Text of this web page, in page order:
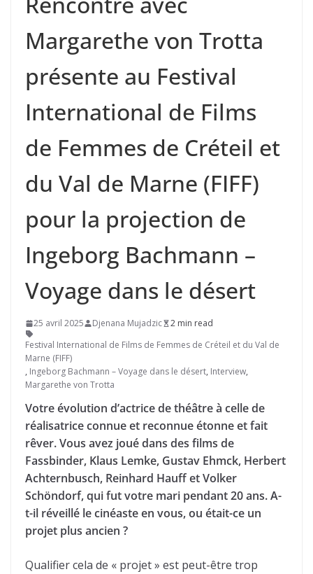
Margarethe von Trotta
présente au Festival
International de Films
de Femmes de Créteil et
du Val de Marne (FIFF)
pour la projection de
Ingeborg Bachmann –
Voyage dans le désert
25 avril 2025 Djenana Mujadzic
2 min read
Festival International de Films de Femmes de Créteil et du Val de
Marne (FIFF)
, Ingeborg Bachmann – Voyage dans le désert, Interview,
Margarethe von Trotta
Votre évolution d’actrice de théâtre à celle de
réalisatrice connue et reconnue étonne et fait
rêver. Vous avez joué dans des films de
Fassbinder, Klaus Lemke, Gustav Ehmck, Herbert
Achternbusch, Reinhard Hauff et Volker
Schöndorf, qui fut votre mari pendant 20 ans. A-
t-il réveillé le cinéaste en vous, ou était-ce un
projet plus ancien ?
Qualifier cela de « projet » est peut-être trop